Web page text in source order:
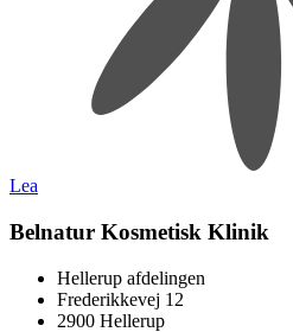
Lea
Belnatur Kosmetisk Klinik
Hellerup afdelingen
Frederikkevej 12
2900 Hellerup